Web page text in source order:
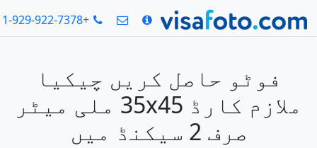
+1-929-922-7378
فوٹو حاصل کریں چیکیا
ملازم کارڈ 35x45 ملی میٹر
صرف 2 سیکنڈ میں